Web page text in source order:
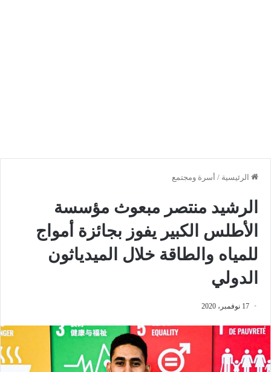
الرئيسية / أسرة ومجتمع
الرشيد منتصر مبعوث مؤسسة
الأطلس الكبير يفوز بجائزة أمواج
للمياه والطاقة خلال الميدياثون
الدولي
17 نوفمبر، 2020